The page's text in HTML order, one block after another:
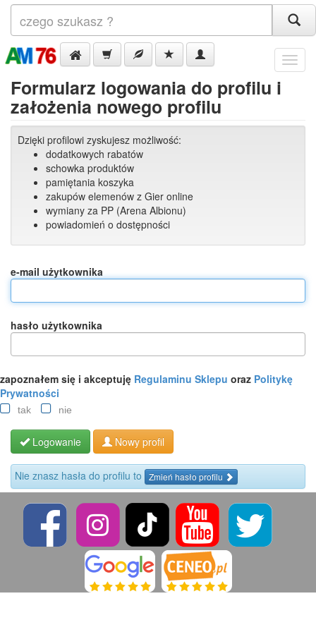
Menu
Formularz logowania do profilu i
założenia nowego profilu
Dzięki profilowi zyskujesz możliwość:
dodatkowych rabatów
schowka produktów
pamiętania koszyka
zakupów elemenów z Gier online
wymiany za PP (Arena Albionu)
powiadomień o dostępności
e-mail użytkownika
hasło użytkownika
zapoznałem się i akceptuję Regulaminu Sklepu oraz Politykę
Prywatności
tak nie
Logowanie Nowy profil
Nie znasz hasła do profilu to Zmień hasło profilu